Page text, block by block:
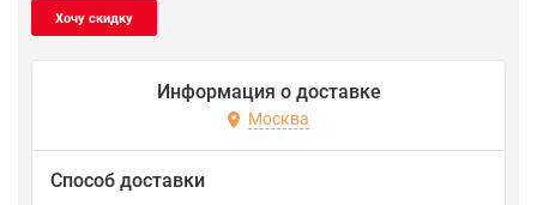
Информация о доставке
Москва
Способ доставки